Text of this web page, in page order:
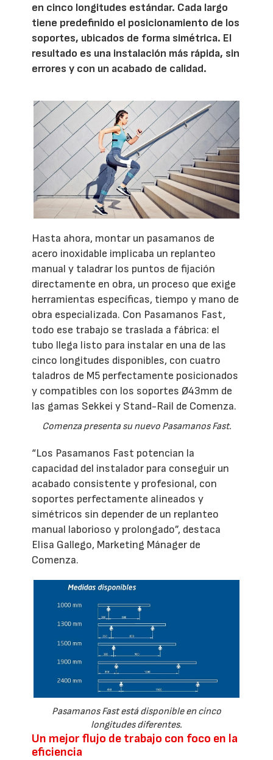
en cinco longitudes estándar. Cada largo
tiene predefinido el posicionamiento de los
soportes, ubicados de forma simétrica. El
resultado es una instalación más rápida, sin
errores y con un acabado de calidad.
Hasta ahora, montar un pasamanos de
acero inoxidable implicaba un replanteo
manual y taladrar los puntos de fijación
directamente en obra, un proceso que exige
herramientas específicas, tiempo y mano de
obra especializada. Con Pasamanos Fast,
todo ese trabajo se traslada a fábrica: el
tubo llega listo para instalar en una de las
cinco longitudes disponibles, con cuatro
taladros de M5 perfectamente posicionados
y compatibles con los soportes Ø43mm de
las gamas Sekkei y Stand-Rail de Comenza.
Comenza presenta su nuevo Pasamanos Fast.
“Los Pasamanos Fast potencian la
capacidad del instalador para conseguir un
acabado consistente y profesional, con
soportes perfectamente alineados y
simétricos sin depender de un replanteo
manual laborioso y prolongado”, destaca
Elisa Gallego, Marketing Mánager de
Comenza.
Pasamanos Fast está disponible en cinco
longitudes diferentes.
Un mejor flujo de trabajo con foco en la
eficiencia